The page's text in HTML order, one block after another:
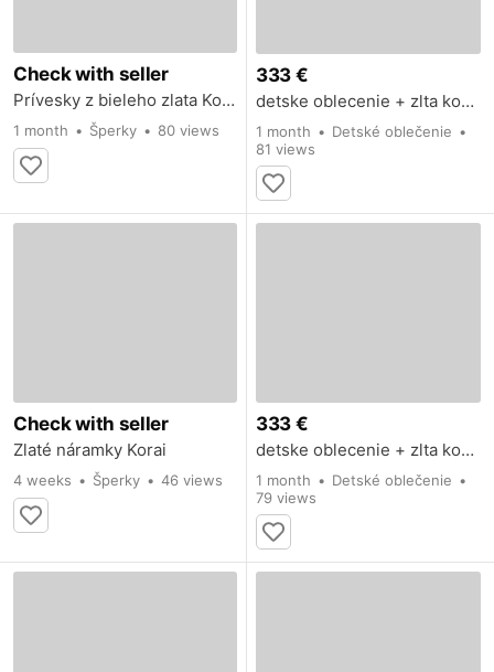
Check with seller
Prívesky z bieleho zlata Korai
1 month Šperky 80 views
333 €
detske oblecenie + zlta kopia
1 month
Detské oblečenie
81 views
Check with seller
Zlaté náramky Korai
4 weeks Šperky 46 views
333 €
detske oblecenie + zlta kopia
1 month
Detské oblečenie
79 views